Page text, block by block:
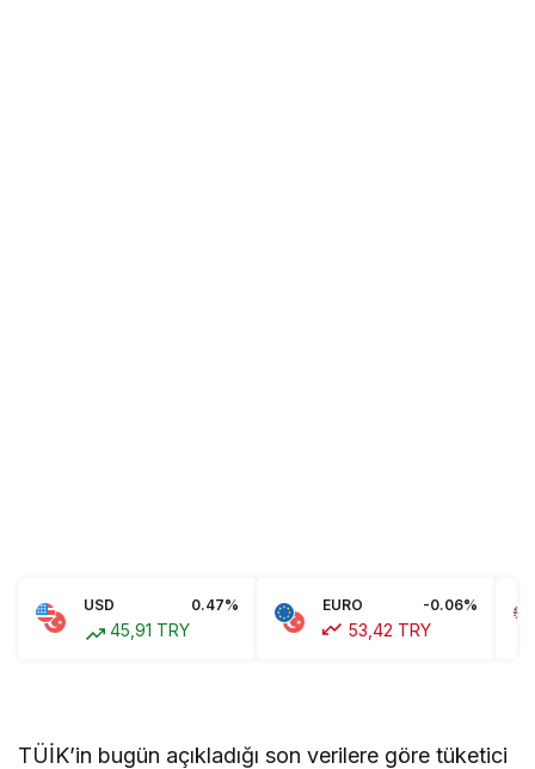
USD 0.47%
45,91 TRY
EURO -0.06%
53,42 TRY
TÜİK’in bugün açıkladığı son verilere göre tüketici